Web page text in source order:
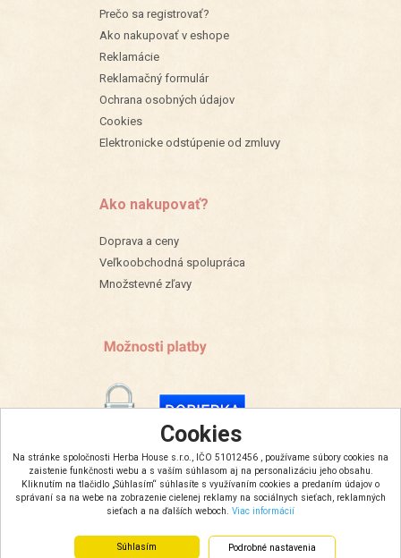
Cookies
Na stránke spoločnosti Herba House s.r.o., IČO 51012456 , používame súbory cookies na
zaistenie funkčnosti webu a s vaším súhlasom aj na personalizáciu jeho obsahu.
Kliknutím na tlačidlo „Súhlasím“ súhlasíte s využívaním cookies a predaním údajov o
správaní sa na webe na zobrazenie cielenej reklamy na sociálnych sieťach, reklamných
sieťach a na ďalších weboch. Viac informácií
Súhlasím Podrobné nastavenia
Prečo sa registrovať?
Ako nakupovať v eshope
Reklamácie
Reklamačný formulár
Ochrana osobných údajov
Cookies
Elektronicke odstúpenie od zmluvy
Ako nakupovať?
Doprava a ceny
Veľkoobchodná spolupráca
Množstevné zľavy